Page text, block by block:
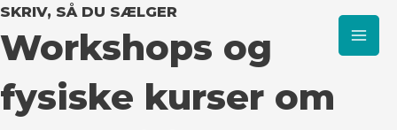
Gå
til
indholdet
SKRIV, SÅ DU SÆLGER
Workshops og
fysiske kurser om